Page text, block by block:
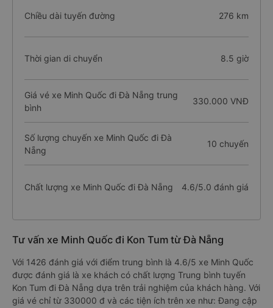
Chiều dài tuyến đường 276 km
Thời gian di chuyển 8.5 giờ
Giá vé xe Minh Quốc đi Đà Nẵng trung
bình
330.000 VNĐ
Số lượng chuyến xe Minh Quốc đi Đà
Nẵng
10 chuyến
Chất lượng xe Minh Quốc đi Đà Nẵng 4.6/5.0 đánh giá
Tư vấn xe Minh Quốc đi Kon Tum từ Đà Nẵng
Với 1426 đánh giá với điểm trung bình là 4.6/5 xe Minh Quốc
được đánh giá là xe khách có chất lượng Trung bình tuyến
Kon Tum đi Đà Nẵng dựa trên trải nghiệm của khách hàng. Với
giá vé chỉ từ 330000 đ và các tiện ích trên xe như: Đang cập